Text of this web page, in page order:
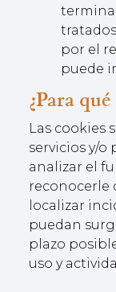
por el
puede
¿Para
Las cookies
servicios y/o
analizar el
reconocerle
localizar
puedan
plazo
uso y